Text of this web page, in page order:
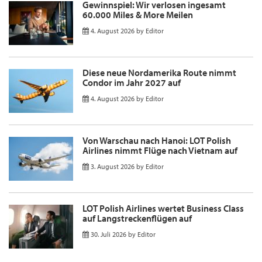
Gewinnspiel: Wir verlosen ingesamt
60.000 Miles & More Meilen
4. August 2026 by Editor
Diese neue Nordamerika Route nimmt
Condor im Jahr 2027 auf
4. August 2026 by Editor
Von Warschau nach Hanoi: LOT Polish
Airlines nimmt Flüge nach Vietnam auf
3. August 2026 by Editor
LOT Polish Airlines wertet Business Class
auf Langstreckenflügen auf
30. Juli 2026 by Editor